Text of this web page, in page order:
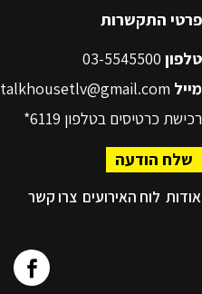
פרטי התקשרות
טלפון
מייל talkhousetlv@gmail.com
רכישת כרטיסים בטלפון 6119*
שלח הודעה
אודות לוח האירועים צרו קשר